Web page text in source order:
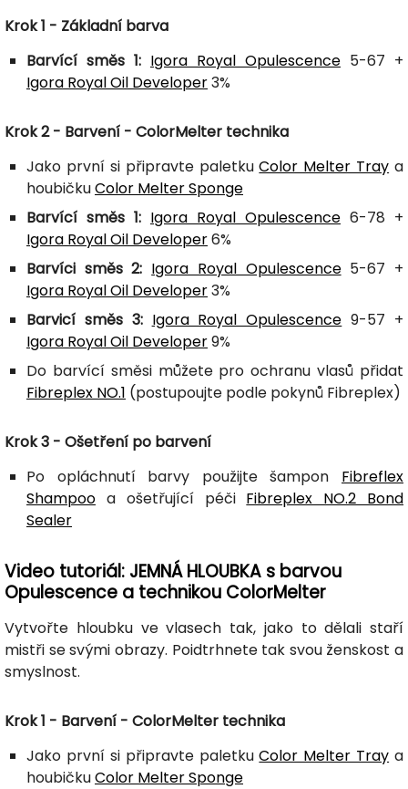
Krok 1 - Základní barva
Barvící směs 1: Igora Royal Opulescence 5-67 +
Igora Royal Oil Developer3%
Krok 2 - Barvení - ColorMelter technika
Jako první si připravte paletkuColor Melter Tray a
houbičkuColor Melter Sponge
Barvící směs 1: Igora Royal Opulescence 6-78 +
Igora Royal Oil Developer6%
Barvíci směs 2: Igora Royal Opulescence5-67 +
Igora Royal Oil Developer3%
Barvicí směs 3: Igora Royal Opulescence 9-57 +
Igora Royal Oil Developer9%
Do barvící směsi můžete pro ochranu vlasů přidat
Fibreplex NO.1 (postupoujte podle pokynů Fibreplex)
Krok 3 - Ošetření po barvení
Po opláchnutí barvy použijte šampon Fibreflex
Shampoo a ošetřující péči Fibreplex NO.2 Bond
Sealer
Video tutoriál: JEMNÁ HLOUBKA s barvou
Opulescence a technikou ColorMelter
Vytvořte hloubku ve vlasech tak, jako to dělali staří
mistři se svými obrazy. Poidtrhnete tak svou ženskost a
smyslnost.
Krok 1 - Barvení - ColorMelter technika
Jako první si připravte paletkuColor Melter Tray a
houbičkuColor Melter Sponge